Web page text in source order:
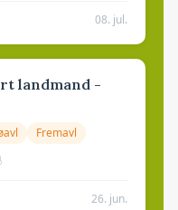
08. jul.
landmand -
Fremavl
26. jun.